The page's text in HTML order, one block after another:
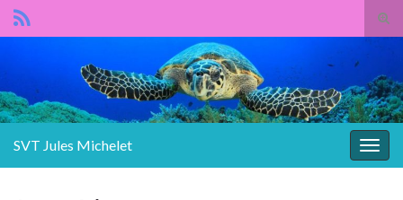
SVT Jules Michelet
Panneau de gestion des cookies